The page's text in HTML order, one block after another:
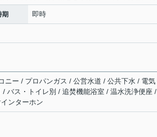
期 即時
ニー / プロパンガス / 公営水道 / 公共下水 / 電気
バス・トイレ別 / 追焚機能浴室 / 温水洗浄便座
ンターホン